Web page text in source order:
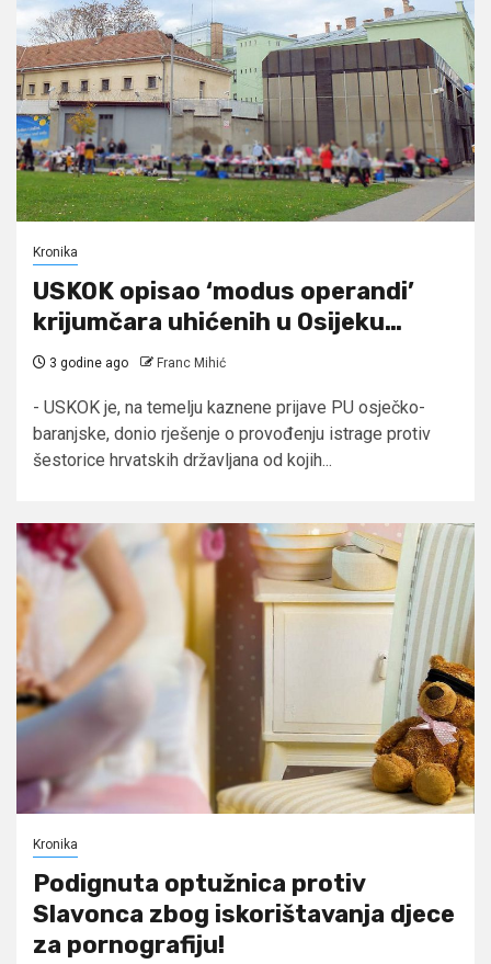
Kronika
USKOK opisao ‘modus operandi’
krijumčara uhićenih u Osijeku…
3 godine ago Franc Mihić
- USKOK je, na temelju kaznene prijave PU osječko-
baranjske, donio rješenje o provođenju istrage protiv
šestorice hrvatskih državljana od kojih...
Kronika
Podignuta optužnica protiv
Slavonca zbog iskorištavanja djece
za pornografiju!